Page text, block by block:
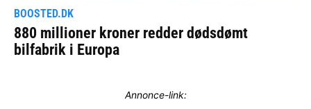
Annonce-link: